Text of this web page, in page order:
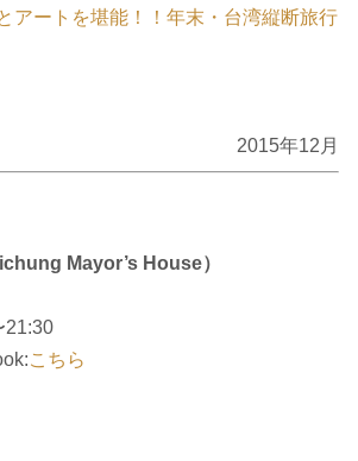
アートを堪能！！年末・台湾縦断旅行
2015年12月
Mayor’s House）
21:30
こちら